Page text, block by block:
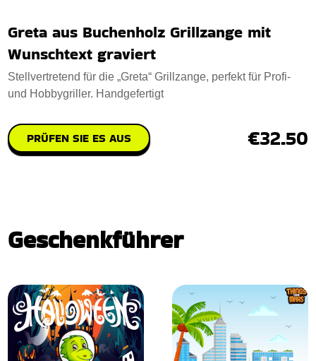
Greta aus Buchenholz Grillzange mit
Wunschtext graviert
Stellvertretend für die „Greta“ Grillzange, perfekt für Profi-
und Hobbygriller. Handgefertigt
PRÜFEN SIE ES AUS €32.50
Geschenkführer